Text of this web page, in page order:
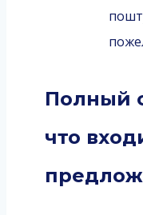
Полный
что